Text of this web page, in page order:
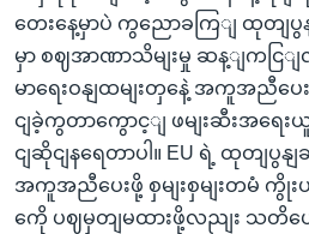
တေးနေ့မှာပဲ ကွညောခကြျ ထုတျပွနျ
မှာ စဈအာဏာသိမျးမှု ဆန့ျကငြျ
မာရေးဝနျထမျးတှနေဲ့ အကူအညီပေး
ငျခဲ့ကွတာကွောင့ျ ဖမျးဆီးအရေ
ငျဆိုငျနရေတာပါ။ EU ရဲ့ ထုတျပွန
အကူအညီပေးဖို့ စှမျးစှမျးတမံ ကွိုး
ကေို ပဈမှတျမထားဖို့လညျး သတိပေ